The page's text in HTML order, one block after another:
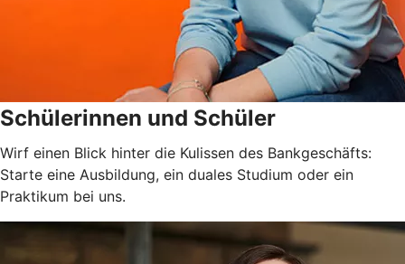
Schülerinnen und Schüler
Wirf einen Blick hinter die Kulissen des Bankgeschäfts:
Starte eine Ausbildung, ein duales Studium oder ein
Praktikum bei uns.